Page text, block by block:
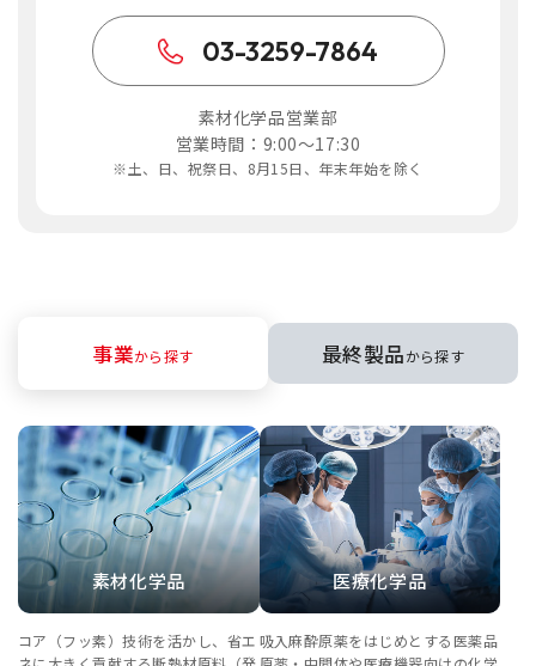
03-3259-7864
素材化学品営業部
営業時間：9:00～17:30
※土、日、祝祭日、8月15日、年末年始を除く
事業から探す 最終製品から探す
素材化学品
コア（フッ素）技術を活かし、省エ
医療化学品
吸入麻酔原薬をはじめとする医薬品